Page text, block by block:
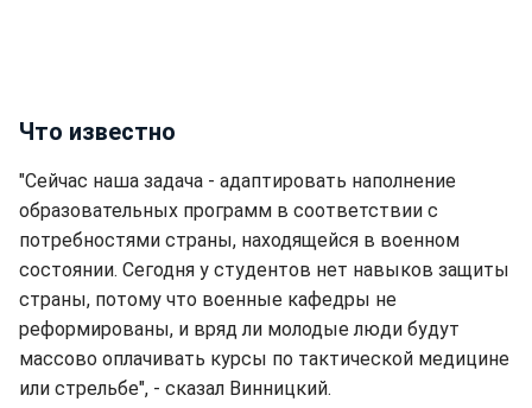
Что известно
"Сейчас наша задача - адаптировать наполнение
образовательных программ в соответствии с
потребностями страны, находящейся в военном
состоянии. Сегодня у студентов нет навыков защиты
страны, потому что военные кафедры не
реформированы, и вряд ли молодые люди будут
массово оплачивать курсы по тактической медицине
или стрельбе", - сказал Винницкий.